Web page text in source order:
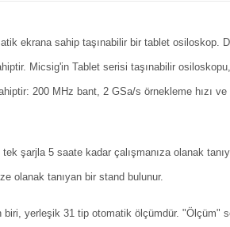
ekrana sahip taşınabilir bir tablet
Micsig'in Tablet serisi taşınabilir
200 MHz bant, 2 GSa/s örnekleme hızı
şarjla 5 saate kadar çalışmanıza olanak
olanak tanıyan bir stand bulunur.
biri, yerleşik 31 tip otomatik ölçümdür.